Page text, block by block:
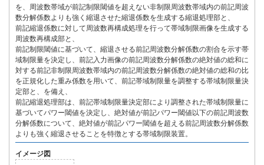
を、周波数帯域が前記制限閾値を超えない非制限周波数帯域内の前記周波
数分解係数よりも強く縮退させた縮退係数を生成する縮退処理部と、
前記縮退係数に対して周波数再構成処理を行って帯域制限画像を生成する
周波数再構成部と、
前記制限閾値に基づいて、縮退させる前記周波数分解係数の割合を示す帯
域制限量を決定し、前記入力画像の前記周波数分解係数の絶対値の総和に
対する前記非制限周波数帯域内の前記周波数分解係数の絶対値の総和の比
を正規化した重み係数を用いて、前記帯域制限量を調整する帯域制限量決
定部と、を備え、
前記縮退処理部は、前記帯域制限量決定部により調整された帯域制限量に
基づいてパワー閾値を決定し、絶対値が前記パワー閾値以下の前記周波数
分解係数について、絶対値が前記パワー閾値を超える前記周波数分解係数
よりも強く縮退させることを特徴とする帯域制限装置。
イメージ図